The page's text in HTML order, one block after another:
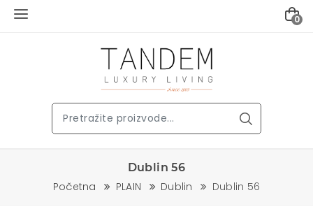
0
Dublin 56
Početna PLAIN Dublin Dublin 56